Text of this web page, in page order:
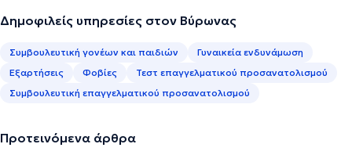
Δημοφιλείς υπηρεσίες στον Βύρωνας
Συμβουλευτική γονέων και παιδιών
Γυναικεία ενδυνάμωση
Εξαρτήσεις
Φοβίες
Τεστ επαγγελματικού προσανατολισμού
Συμβουλευτική επαγγελματικού προσανατολισμού
Προτεινόμενα άρθρα